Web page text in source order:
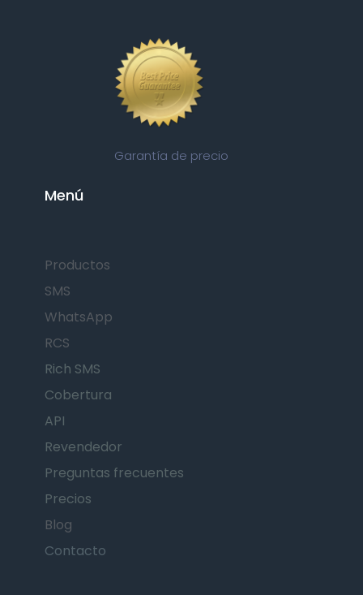
Garantía de precio
Menú
Productos
SMS
WhatsApp
RCS
Rich SMS
Cobertura
API
Revendedor
Preguntas frecuentes
Precios
Blog
Contacto